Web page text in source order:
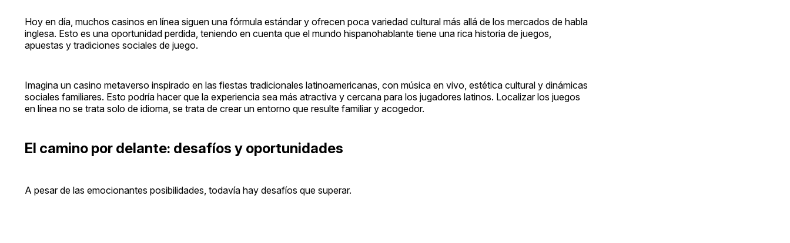
Hoy en día, muchos casinos en línea siguen una fórmula estándar y ofrecen poca variedad cultural más allá de los mercados de habla
inglesa. Esto es una oportunidad perdida, teniendo en cuenta que el mundo hispanohablante tiene una rica historia de juegos,
apuestas y tradiciones sociales de juego.
Imagina un casino metaverso inspirado en las fiestas tradicionales latinoamericanas, con música en vivo, estética cultural y dinámicas
sociales familiares. Esto podría hacer que la experiencia sea más atractiva y cercana para los jugadores latinos. Localizar los juegos
en línea no se trata solo de idioma, se trata de crear un entorno que resulte familiar y acogedor.
El camino por delante: desafíos y oportunidades
A pesar de las emocionantes posibilidades, todavía hay desafíos que superar.